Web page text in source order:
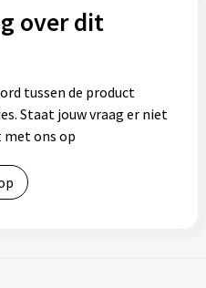
over dit
tussen de product
Staat jouw vraag er niet
met ons op